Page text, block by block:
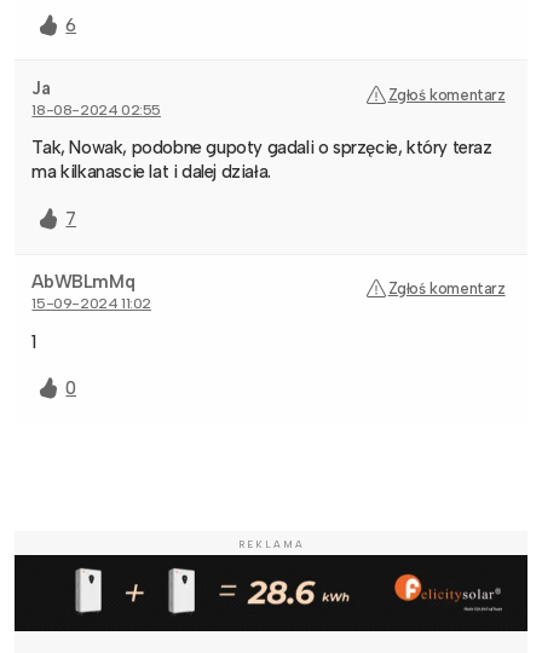
6
Ja
18-08-2024 02:55
Zgłoś komentarz
Tak, Nowak, podobne gupoty gadali o sprzęcie, który teraz
ma kilkanascie lat i dalej działa.
7
AbWBLmMq
15-09-2024 11:02
Zgłoś komentarz
1
0
REKLAMA